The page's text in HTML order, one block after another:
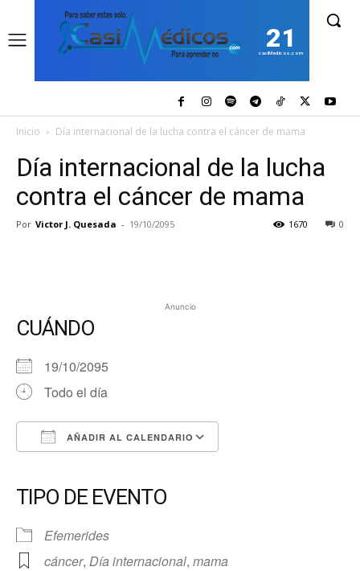
21
casiMedicos.com
Inicio Día internacional de la lucha contra el cáncer de mama
Día internacional de la lucha
contra el cáncer de mama
Por Victor J. Quesada - 19/10/2095 0
1670
Anuncio
CUÁNDO
19/10/2095
Todo el día
AÑADIR AL CALENDARIO
TIPO DE EVENTO
Efemerides
cáncer, Día internacional, mama